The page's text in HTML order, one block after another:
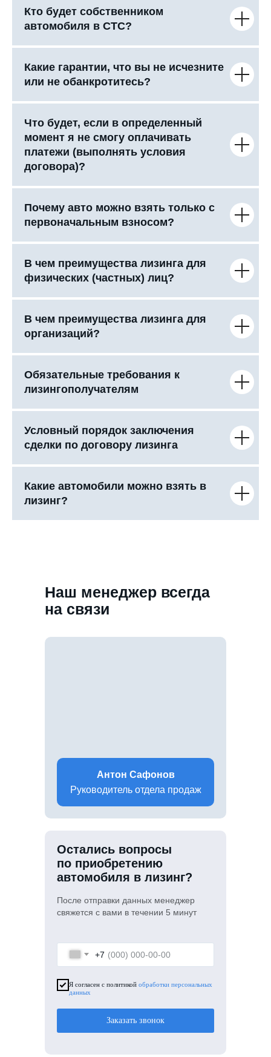
Кто будет собственником
автомобиля в СТС?
Какие гарантии, что вы не исчезните
или не обанкротитесь?
Что будет, если в определенный
момент я не смогу оплачивать
платежи (выполнять условия
договора)?
Почему авто можно взять только с
первоначальным взносом?
В чем преимущества лизинга для
физических (частных) лиц?
В чем преимущества лизинга для
организаций?
Обязательные требования к
лизингополучателям
Условный порядок заключения
сделки по договору лизинга
Какие автомобили можно взять в
лизинг?
Наш менеджер всегда
на связи
+7
Я согласен с политикой обработки персональных
данных
Заказать звонок
Остались вопросы
по приобретению
автомобиля в лизинг?
После отправки данных менеджер
свяжется с вами в течении 5 минут
Антон Сафонов
Руководитель отдела продаж